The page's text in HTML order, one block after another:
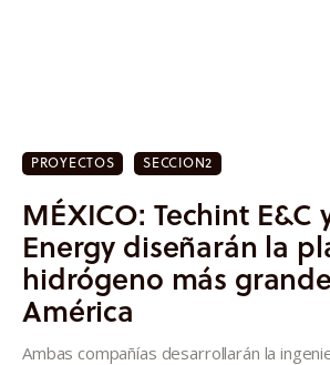
Investigación
Proyectos
Informes
Quiénes somos
PROYECTOS SECCION2
MÉXICO: Techint E&C
Energy diseñarán la
hidrógeno más
América
Ambas compañías desarrollarán la